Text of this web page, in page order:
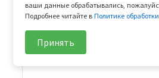
CFORCE 1000 EPS NEW
ваши данные обрабатывались,
Подробнее читайте вПолитике
Принять